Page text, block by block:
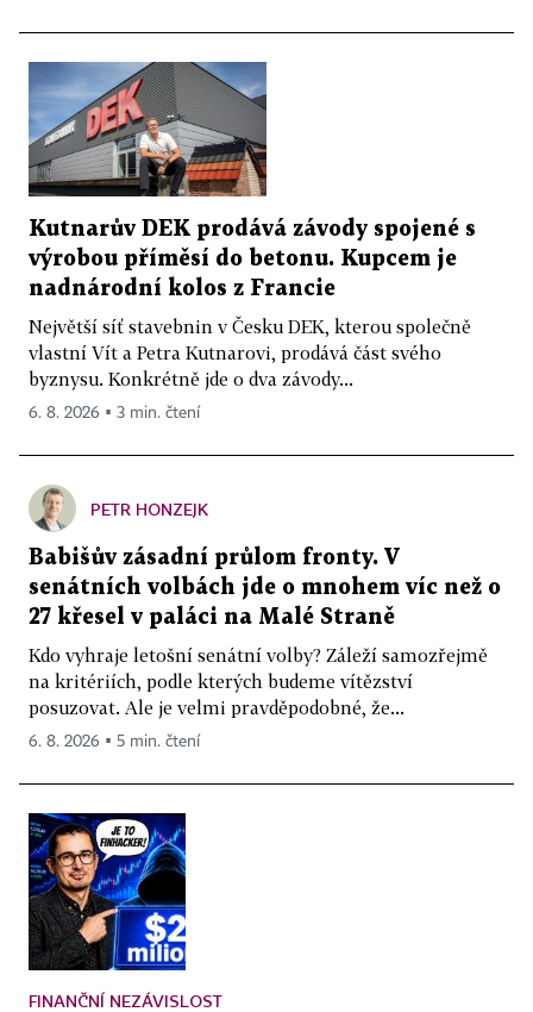
Kutnarův DEK prodává závody spojené s
výrobou příměsí do betonu. Kupcem je
nadnárodní kolos z Francie
Největší síť stavebnin v Česku DEK, kterou společně
vlastní Vít a Petra Kutnarovi, prodává část svého
byznysu. Konkrétně jde o dva závody...
6. 8. 2026 ▪ 3 min. čtení
PETR HONZEJK
Babišův zásadní průlom fronty. V
senátních volbách jde o mnohem víc než o
27 křesel v paláci na Malé Straně
Kdo vyhraje letošní senátní volby? Záleží samozřejmě
na kritériích, podle kterých budeme vítězství
posuzovat. Ale je velmi pravděpodobné, že...
6. 8. 2026 ▪ 5 min. čtení
FINANČNÍ NEZÁVISLOST